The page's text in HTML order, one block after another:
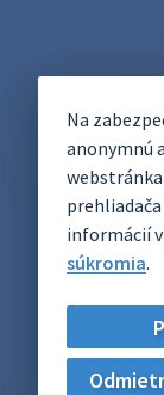
Na
anonymnú
webstránka
informácií v
súkromia.
Technický
Odber RSS